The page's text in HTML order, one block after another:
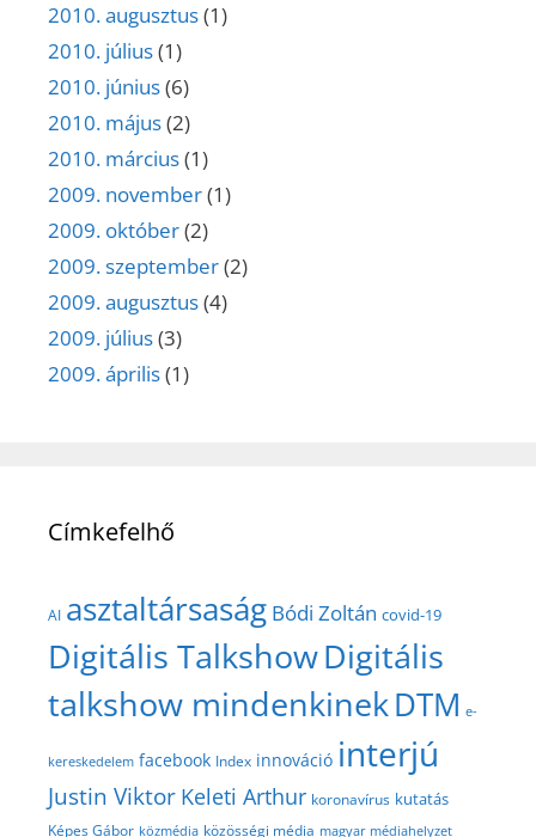
2010. augusztus(1)
2010. július(1)
2010. június(6)
2010. május(2)
2010. március(1)
2009. november(1)
2009. október(2)
2009. szeptember(2)
2009. augusztus(4)
2009. július(3)
2009. április(1)
Címkefelhő
AI asztaltársaság Bódi Zoltán covid-19
Digitális TalkshowDigitális
talkshow mindenkinekDTM e-
kereskedelem facebook Index innováció interjú
Justin Viktor Keleti Arthur koronavírus kutatás
Képes Gábor közmédia közösségi média magyar médiahelyzet